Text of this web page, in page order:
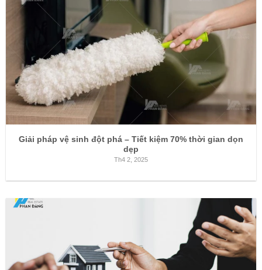
Giải pháp vệ sinh đột phá – Tiết kiệm 70% thời gian dọn
dẹp
Th4 2, 2025